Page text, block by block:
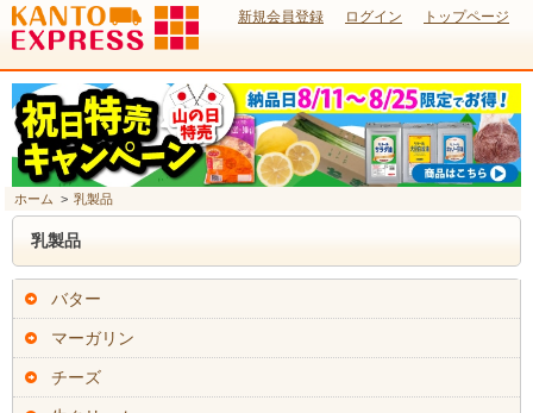
新規会員登録 ログイン トップページ
ホーム > 乳製品
乳製品
バター
マーガリン
チーズ